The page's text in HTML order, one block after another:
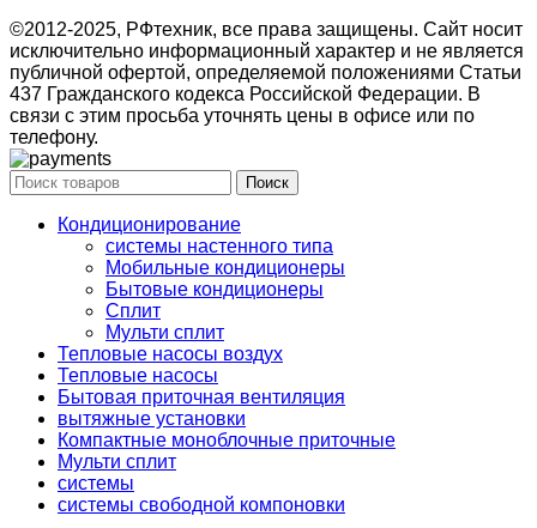
©2012-2025, РФтехник, все права защищены. Сайт носит
исключительно информационный характер и не является
публичной офертой, определяемой положениями Статьи
437 Гражданского кодекса Российской Федерации. В
связи с этим просьба уточнять цены в офисе или по
телефону.
Поиск
Кондиционирование
системы настенного типа
Мобильные кондиционеры
Бытовые кондиционеры
Сплит
Мульти сплит
Тепловые насосы воздух
Тепловые насосы
Бытовая приточная вентиляция
вытяжные установки
Компактные моноблочные приточные
Мульти сплит
системы
системы свободной компоновки